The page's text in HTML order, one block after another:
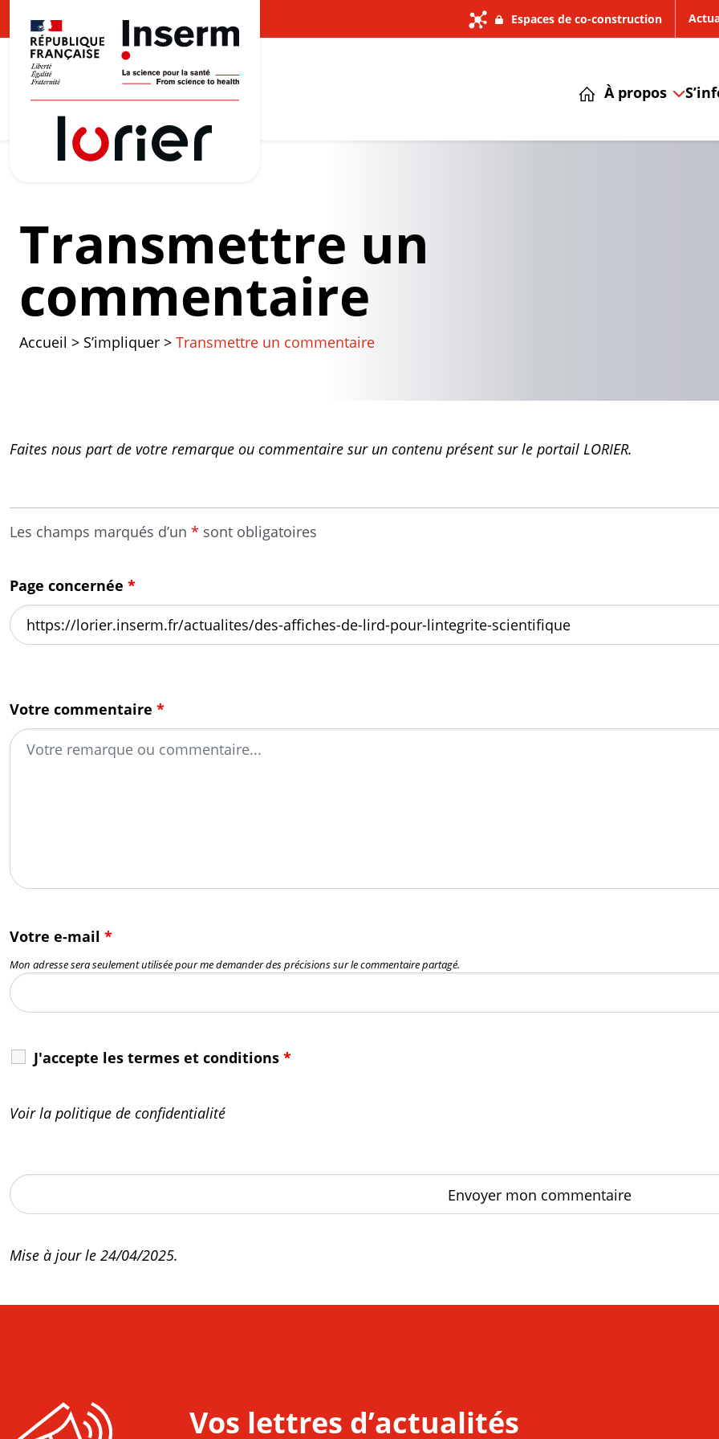
Espaces de co-construction
À propos
Transmettre un
commentaire
Accueil > S’impliquer > Transmettre un commentaire
Faites nous part de votre remarque ou commentaire sur un contenu présent sur le portail LORIER.
Les champs marqués d’un * sont obligatoires
Page concernée *
Votre commentaire *
Votre e-mail *
Mon adresse sera seulement utilisée pour me demander des précisions sur le commentaire partagé.
J'accepte les termes et conditions *
Voir la politique de confidentialité
Mise à jour le 24/04/2025.
Vos lettres d’actualités